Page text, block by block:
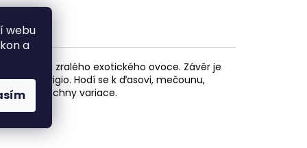
webu
a
a zralého exotického ovoce. Závěr je
Pinot Grigio. Hodí se k ďasovi, mečounu,
na všechny variace.